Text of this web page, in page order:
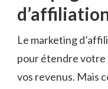
Le marketing
pour étendre votre
vos revenus. Mais